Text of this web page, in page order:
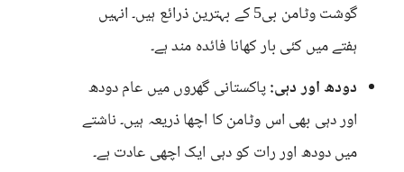
گوشت وٹامن بی5 کے بہترین ذرائع ہیں۔ انہیں
ہفتے میں کئی بار کھانا فائدہ مند ہے۔
دودھ اور دہی:پاکستانی گھروں میں عام دودھ
اور دہی بھی اس وٹامن کا اچھا ذریعہ ہیں۔ ناشتے
میں دودھ اور رات کو دہی ایک اچھی عادت ہے۔